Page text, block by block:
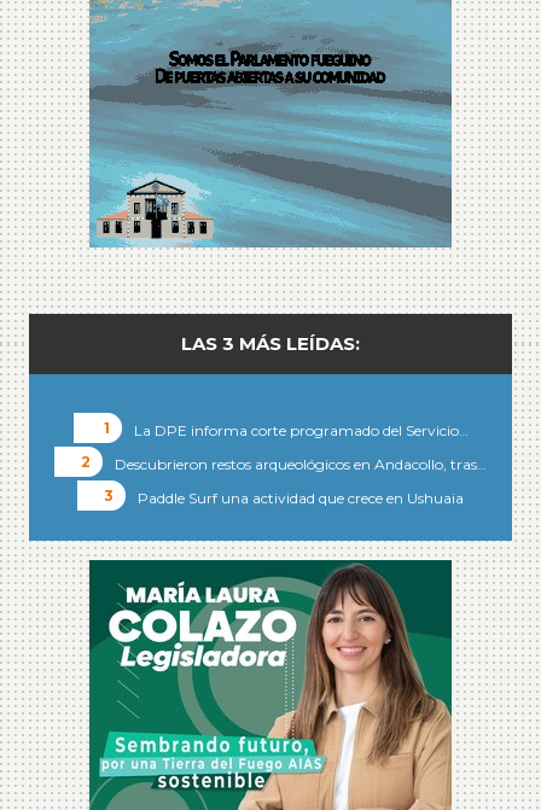
LAS 3 MÁS LEÍDAS:
La DPE informa corte programado del Servicio…
Descubrieron restos arqueológicos en Andacollo, tras…
Paddle Surf una actividad que crece en Ushuaia